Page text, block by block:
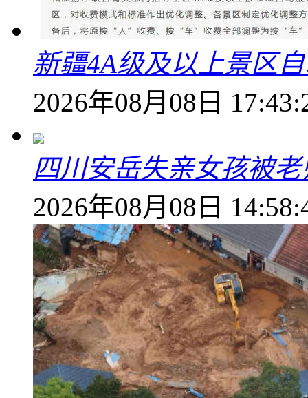
新疆4A级及以上景区
2026年08月08日
四川安岳失亲女孩被
2026年08月08日